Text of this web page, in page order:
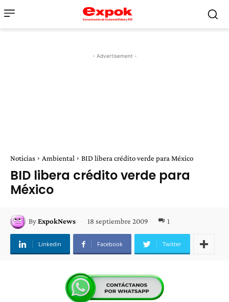
- Advertisement -
Noticias Ambiental BID libera crédito verde para México
BID libera crédito verde para
México
ByExpokNews 18 septiembre 2009 1
Linkedin Facebook Twitter